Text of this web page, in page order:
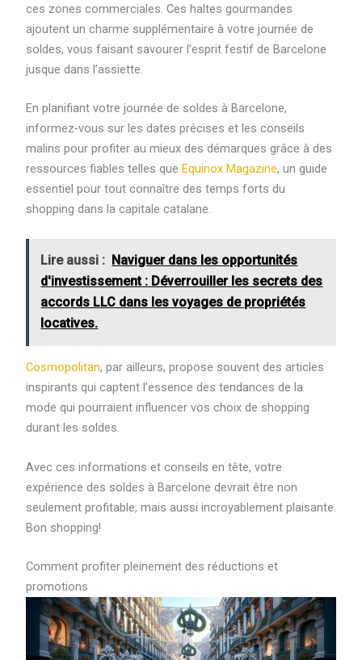
ces zones commerciales. Ces haltes gourmandes
ajoutent un charme supplémentaire à votre journée de
soldes, vous faisant savourer l’esprit festif de Barcelone
jusque dans l’assiette.
En planifiant votre journée de soldes à Barcelone,
informez-vous sur les dates précises et les conseils
malins pour profiter au mieux des démarques grâce à des
ressources fiables telles que Equinox Magazine, un guide
essentiel pour tout connaître des temps forts du
shopping dans la capitale catalane.
Lire aussi : Naviguer dans les opportunités
d'investissement : Déverrouiller les secrets des
accords LLC dans les voyages de propriétés
locatives.
Cosmopolitan, par ailleurs, propose souvent des articles
inspirants qui captent l’essence des tendances de la
mode qui pourraient influencer vos choix de shopping
durant les soldes.
Avec ces informations et conseils en tête, votre
expérience des soldes à Barcelone devrait être non
seulement profitable, mais aussi incroyablement plaisante.
Bon shopping!
Comment profiter pleinement des réductions et
promotions